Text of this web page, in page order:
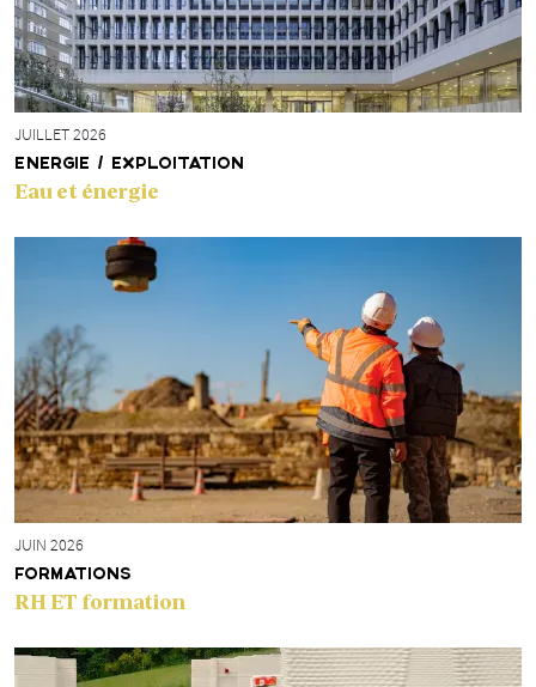
JUILLET 2026
ENERGIE / EXPLOITATION
Eau et énergie
JUIN 2026
FORMATIONS
RH ET formation